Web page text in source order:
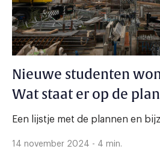
Nieuwe studenten
Wat staat er op de
Een lijstje met de plannen en
14 november 2024 - 4 min.